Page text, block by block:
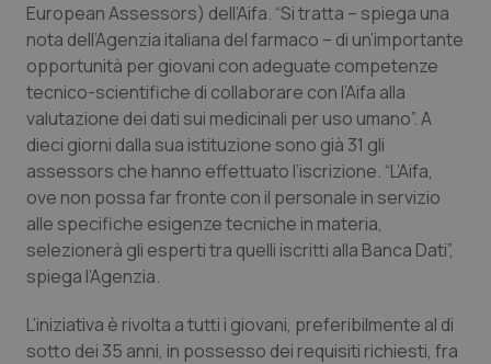
Abruzzo
Basilicata
Calabria
Campania
Emilia-Romagna
Friuli Venezia Giulia
QS Pro Gold
Artrite & artrosi
Asma & BPCO
Car-T
Colesterolo & coronaropatie
Dermatite Atopica
QS Club Newsletter
European Assessors) dell’Aifa. “Si tratta – spiega una
nota dell’Agenzia italiana del farmaco – di un’importante
opportunità per giovani con adeguate competenze
tecnico-scientifiche di collaborare con l’Aifa alla
valutazione dei dati sui medicinali per uso umano”. A
dieci giorni dalla sua istituzione sono già 31 gli
assessors che hanno effettuato l’iscrizione. “L’Aifa,
ove non possa far fronte con il personale in servizio
alle specifiche esigenze tecniche in materia,
selezionerà gli esperti tra quelli iscritti alla Banca Dati”,
spiega l’Agenzia.
L’iniziativa è rivolta a tutti i giovani, preferibilmente al di
sotto dei 35 anni, in possesso dei requisiti richiesti, fra